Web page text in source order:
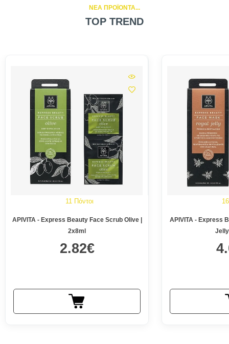
NEA ΠΡΟΪΟΝΤΑ...
TOP TREND
11 Πόντοι
APIVITA - Express Beauty Face Scrub Olive |
2x8ml
2.82€
APIVITA - Express